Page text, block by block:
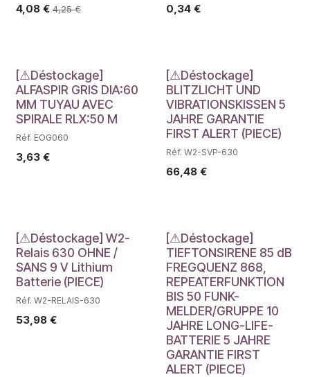
4,08 € 4,25€ 0,34€
Déstockage
[⚠Déstockage]
ALFASPIR GRIS DIA:60
MM TUYAU AVEC
SPIRALE RLX:50 M
Réf. EOG060
3,63 €
Déstockage
[⚠Déstockage]
BLITZLICHT UND
VIBRATIONSKISSEN 5
JAHRE GARANTIE
FIRST ALERT (PIECE)
Réf. W2-SVP-630
66,48€
Déstockage
[⚠Déstockage] W2-
Relais 630 OHNE /
SANS 9 V Lithium
Batterie (PIECE)
Réf. W2-RELAIS-630
53,98 €
Déstockage
[⚠Déstockage]
TIEFTONSIRENE 85 dB
FREGQUENZ 868,
REPEATERFUNKTION
BIS 50 FUNK-
MELDER/GRUPPE 10
JAHRE LONG-LIFE-
BATTERIE 5 JAHRE
GARANTIE FIRST
ALERT (PIECE)